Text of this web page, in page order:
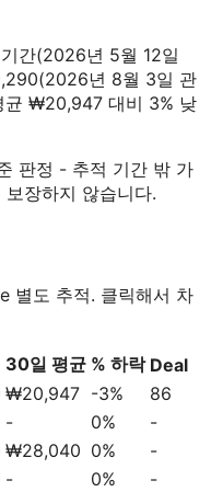
간(2026년 5월 12일
년 8월 3일 관
균 ₩20,947 대비 3% 낮
판정 - 추적 기간 밖 가
장하지 않습니다.
별도 추적. 클릭해서 차
30일 평균 % 하락 Deal
₩20,947 -3%
86
- 0%
-
₩28,040 0%
-
- 0%
-